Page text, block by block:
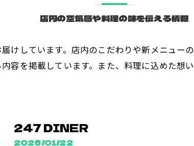
店内の空気感や料理の味を伝える情報
けしています。店内のこだわりや新メニュー
容を掲載しています。また、料理に込めた想
247 DINER
2025/01/22